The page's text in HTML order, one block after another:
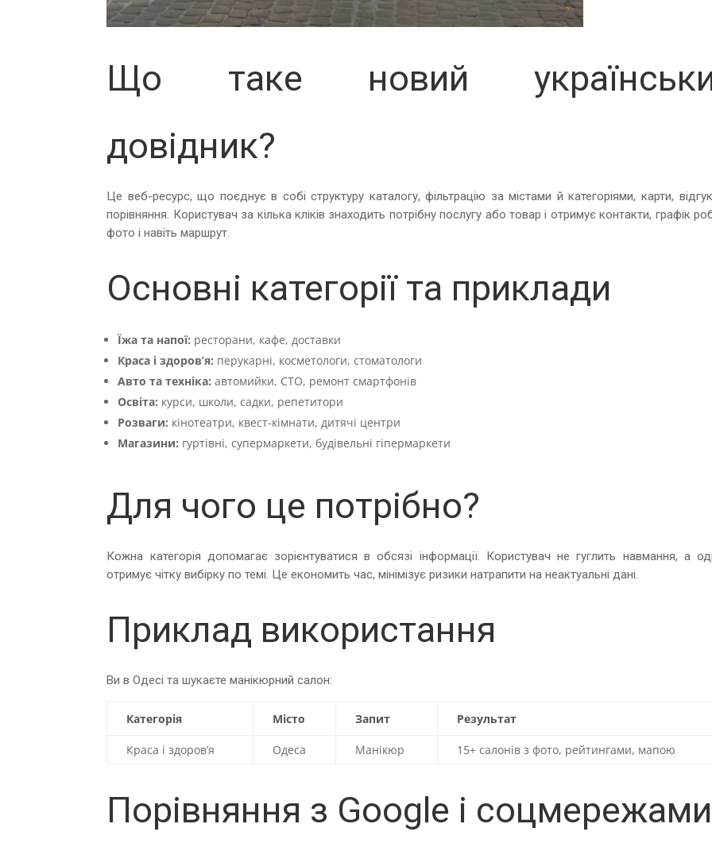
Що таке новий
довідник?
Це веб-ресурс, що поєднує в собі структуру каталогу, фільтрацію за містами й категоріями, карти,
порівняння. Користувач за кілька кліків знаходить потрібну послугу або товар і отримує контакти, графік
фото і навіть маршрут.
Основні категорії та приклади
Їжа та напої: ресторани, кафе, доставки
Краса і здоров’я: перукарні, косметологи, стоматологи
Авто та техніка: автомийки, СТО, ремонт смартфонів
Освіта: курси, школи, садки, репетитори
Розваги: кінотеатри, квест-кімнати, дитячі центри
Магазини: гуртівні, супермаркети, будівельні гіпермаркети
Для чого це потрібно?
Кожна категорія допомагає зорієнтуватися в обсязі інформації. Користувач не гуглить навмання, а
отримує чітку вибірку по темі. Це економить час, мінімізує ризики натрапити на неактуальні дані.
Приклад використання
Ви в Одесі та шукаєте манікюрний салон:
Категорія Місто Запит Результат
Краса і здоров’я Одеса Манікюр 15+ салонів з фото, рейтингами, мапою
Порівняння з Google і соцмережами